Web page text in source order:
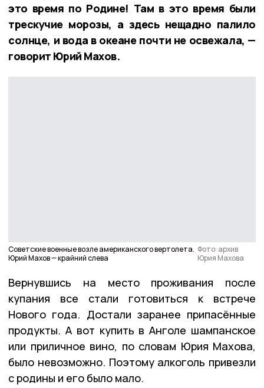
это время по Родине! Там в это время были
трескучие морозы, а здесь нещадно палило
солнце, и вода в океане почти не освежала, —
говорит Юрий Махов.
Советские военные возле американского вертолета.
Юрий Махов — крайний слева
Фото: архив
Юрия Махова
Вернувшись на место проживания после
купания все стали готовиться к встрече
Нового года. Достали заранее припасённые
продукты. А вот купить в Анголе шампанское
или приличное вино, по словам Юрия Махова,
было невозможно. Поэтому алкоголь привезли
с родины и его было мало.